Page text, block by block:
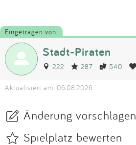
Eingetragen von:
Stadt-Piraten
222 287 540
Aktualisiert am: 06.08.2026
Änderung vorschlagen
Spielplatz bewerten